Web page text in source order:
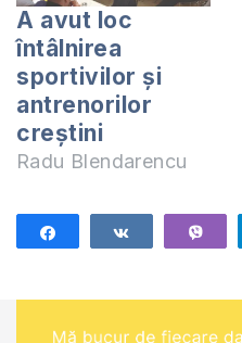
A avut loc
întâlnirea
sportivilor și
antrenorilor
creștini
Radu Blendarencu